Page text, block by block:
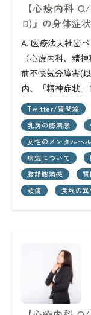
【心療内科
D)』の身体症
A. 医療法人社団
（心療内科、精
前不快気分障害(
内、「精神症状
Twitter/質問箱
乳房の膨満感
女性のメンタルヘ
病気について
腹部膨満感
頭痛
食欲の異